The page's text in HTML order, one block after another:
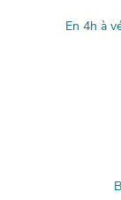
En 4h à